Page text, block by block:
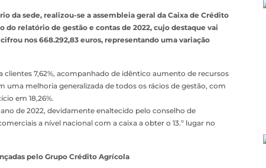
da sede, realizou-se a assembleia geral da Caixa de Crédito
do relatório de gestão e contas de 2022, cujo destaque vai
nos 668.292,83 euros, representando uma variação
clientes 7,62%, acompanhado de idêntico aumento de recursos
uma melhoria generalizada de todos os rácios de gestão, com
em 18,26%.
de 2022, devidamente enaltecido pelo conselho de
a nível nacional com a caixa a obter o 13.º lugar no
pelo Grupo Crédito Agrícola